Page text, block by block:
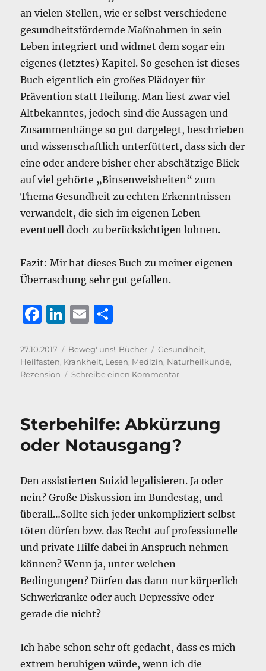
an vielen Stellen, wie er selbst verschiedene
gesundheitsfördernde Maßnahmen in sein
Leben integriert und widmet dem sogar ein
eigenes (letztes) Kapitel. So gesehen ist dieses
Buch eigentlich ein großes Plädoyer für
Prävention statt Heilung. Man liest zwar viel
Altbekanntes, jedoch sind die Aussagen und
Zusammenhänge so gut dargelegt, beschrieben
und wissenschaftlich unterfüttert, dass sich der
eine oder andere bisher eher abschätzige Blick
auf viel gehörte „Binsenweisheiten“ zum
Thema Gesundheit zu echten Erkenntnissen
verwandelt, die sich im eigenen Leben
eventuell doch zu berücksichtigen lohnen.
Fazit: Mir hat dieses Buch zu meiner eigenen
Überraschung sehr gut gefallen.
F
c
e
o
k
Li
k
e
n
E
ai
l
le
n
Veröffentlicht
am
27.10.2017 Kategorien
Beweg' uns!, Bücher Schlagwörter
Gesundheit,
Heilfasten, Krankheit, Lesen, Medizin, Naturheilkunde,
Rezension
Schreibe einen Kommentarzu
Kraft
Natur
Dr.
Andreas
Michalsen
Sterbehilfe: Abkürzung
oder Notausgang?
Den assistierten Suizid legalisieren. Ja oder
nein? Große Diskussion im Bundestag, und
überall…Sollte sich jeder unkompliziert selbst
töten dürfen bzw. das Recht auf professionelle
und private Hilfe dabei in Anspruch nehmen
können? Wenn ja, unter welchen
Bedingungen? Dürfen das dann nur körperlich
Schwerkranke oder auch Depressive oder
gerade die nicht?
Ich habe schon sehr oft gedacht, dass es mich
extrem beruhigen würde, wenn ich die